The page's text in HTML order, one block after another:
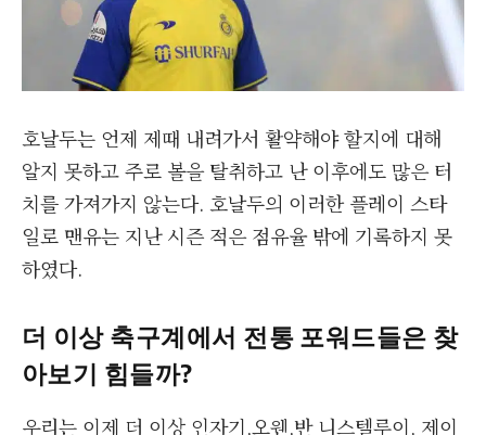
호날두는 언제 제때 내려가서 활약해야 할지에 대해
알지 못하고 주로 볼을 탈취하고 난 이후에도 많은 터
치를 가져가지 않는다. 호날두의 이러한 플레이 스타
일로 맨유는 지난 시즌 적은 점유율 밖에 기록하지 못
하였다.
더 이상 축구계에서 전통 포워드들은 찾
아보기 힘들까?
우리는 이제 더 이상 인자기,오웬,반 니스텔루이, 제이